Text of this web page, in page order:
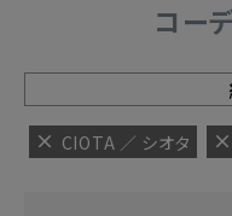
コー
CIOTA ／ シオタ